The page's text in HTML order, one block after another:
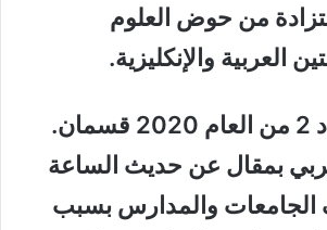
من حوض العلوم
العربية والإنكليزية.
لقد أحتوى العدد 2 من العام 2020 قسمان.
بمقال عن حديث الساعة
الجامعات والمدارس بسبب